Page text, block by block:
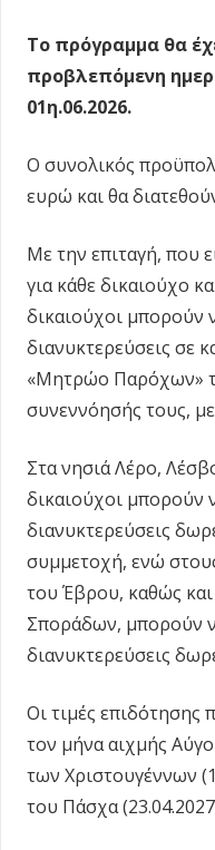
Το πρόγραμμα θα
προβλεπόμενη
01η.06.2026.
Ο συνολικός
ευρώ και θα
Με την επιταγή, που
για κάθε δικαιούχο
δικαιούχοι μπορούν
διανυκτερεύσεις σε
«Μητρώο Παρόχων»
συνεννόησής τους,
Στα νησιά Λέρο,
δικαιούχοι μπορούν
διανυκτερεύσεις
συμμετοχή, ενώ
του Έβρου, καθώς
Σποράδων, μπορούν
διανυκτερεύσεις
Οι τιμές επιδότησης
τον μήνα αιχμής
των Χριστουγέννων
του Πάσχα